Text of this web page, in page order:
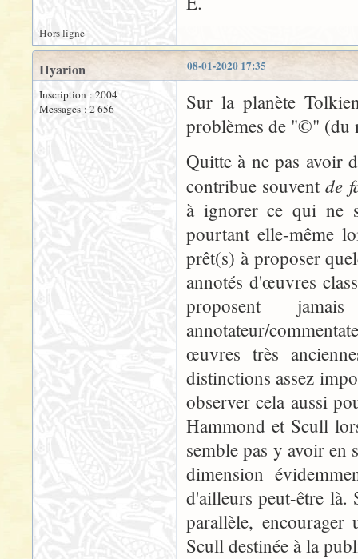
Hors ligne
08-01-2020 17:35
Hyarion
Inscription : 2004
Messages : 2 656
Sur la planète
problèmes de "©" (du
Quitte à ne pas avoir
contribue souventde
à ignorer ce qui ne
pourtant elle-même
prêt(s) à proposer
annotés d'œuvres
proposent
annotateur/
œuvres très
distinctions assez
observer cela aussi
Hammond et Scull
semble pas y avoir
dimension
d'ailleurs peut-être là.
parallèle,
Scull destinée à la